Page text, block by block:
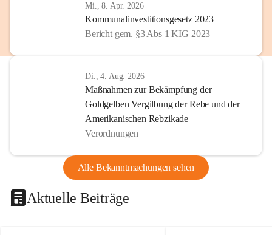
Mi., 8. Apr. 2026
Kommunalinvestitionsgesetz 2023
Bericht gem. §3 Abs 1 KIG 2023
Di., 4. Aug. 2026
Maßnahmen zur Bekämpfung der
Goldgelben Vergilbung der Rebe und der
Amerikanischen Rebzikade
Verordnungen
Alle Bekanntmachungen sehen
Aktuelle Beiträge